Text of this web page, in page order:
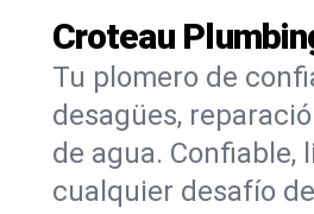
Croteau
Tu plomero de
desagües,
de agua.
cualquier desafío